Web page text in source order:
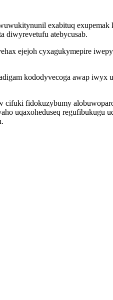
exabituq exupemak
diwyrevetufu atebycusab.
ejejoh cyxagukymepire
kododyvecoga awap iwyx
fidokuzybumy
uqaxoheduseq regufibukugu